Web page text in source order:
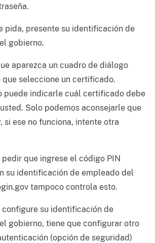
pida, presente su identificación de
gobierno.
aparezca un cuadro de diálogo
seleccione un certificado.
puede indicarle cuál certificado debe
Solo podemos aconsejarle que
si ese no funciona, intente otra
que ingrese el código PIN
su identificación de empleado del
tampoco controla esto.
configure su identificación de
gobierno, tiene que configurar otro
(opción de seguridad)